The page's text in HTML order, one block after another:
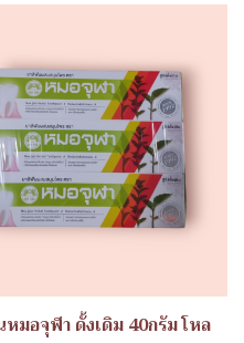
มอจุฬา ดั้งเดิม 40กรัม โหล